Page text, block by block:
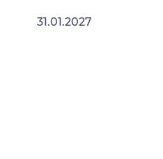
31.01.2027